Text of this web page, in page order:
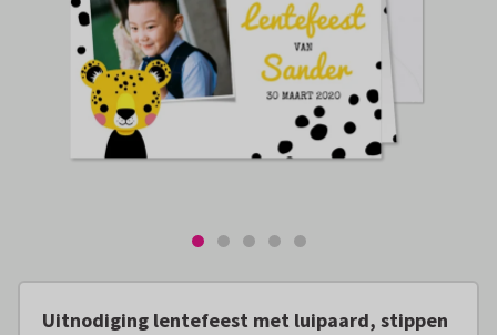
Uitnodiging lentefeest met luipaard, stippen